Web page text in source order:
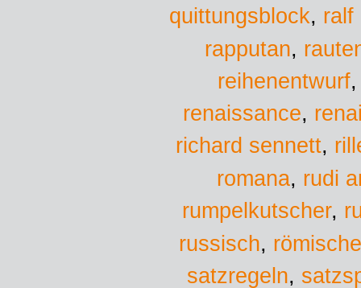
quittungsblock, ralf
rapputan,
reihenentwurf
renaissance,
richard sennett,
romana, rudi
rumpelkutscher,
russisch,
satzregeln,